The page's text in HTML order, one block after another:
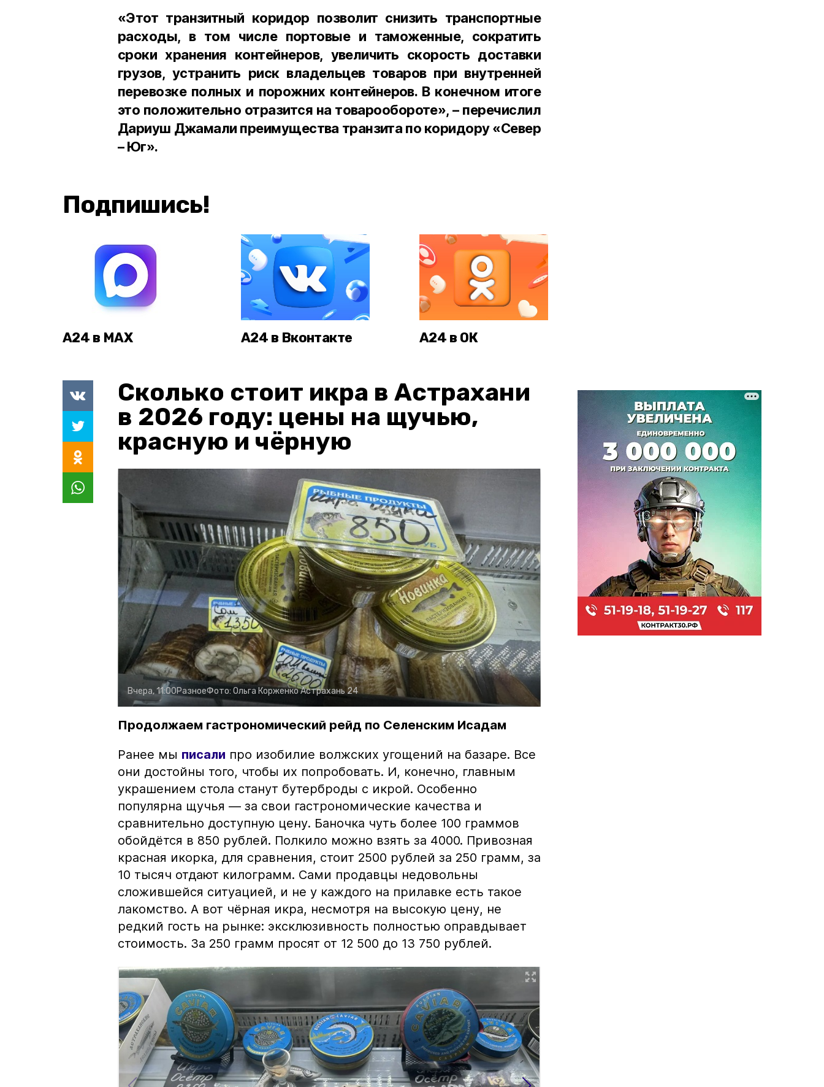
«Этот транзитный коридор позволит снизить транспортные
расходы, в том числе портовые и таможенные, сократить
сроки хранения контейнеров, увеличить скорость доставки
грузов, устранить риск владельцев товаров при внутренней
перевозке полных и порожних контейнеров. В конечном итоге
это положительно отразится на товарообороте», – перечислил
Дариуш Джамали преимущества транзита по коридору «Север
– Юг».
Подпишись!
А24 в MAX А24 в Вконтакте А24 в ОК
Сколько стоит икра в Астрахани
в 2026 году: цены на щучью,
красную и чёрную
Вчера, 11:00РазноеФото: Ольга КорженкоАстрахань 24
Продолжаем гастрономический рейд по Селенским Исадам
Ранее мы писали про изобилие волжских угощений на базаре. Все
они достойны того, чтобы их попробовать. И, конечно, главным
украшением стола станут бутерброды с икрой. Особенно
популярна щучья — за свои гастрономические качества и
сравнительно доступную цену. Баночка чуть более 100 граммов
обойдётся в 850 рублей. Полкило можно взять за 4000. Привозная
красная икорка, для сравнения, стоит 2500 рублей за 250 грамм, за
10 тысяч отдают килограмм. Сами продавцы недовольны
сложившейся ситуацией, и не у каждого на прилавке есть такое
лакомство. А вот чёрная икра, несмотря на высокую цену, не
редкий гость на рынке: эксклюзивность полностью оправдывает
стоимость. За 250 грамм просят от 12 500 до 13 750 рублей.